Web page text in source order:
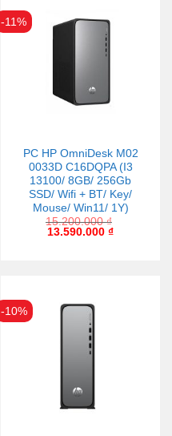
-11%
PC HP OmniDesk M02
0033D C16DQPA (I3
13100/ 8GB/ 256Gb
SSD/ Wifi + BT/ Key/
Mouse/ Win11/ 1Y)
15.200.000₫
13.590.000 ₫
-10%